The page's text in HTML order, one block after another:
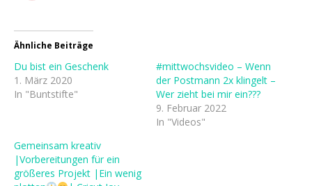
Ähnliche Beiträge
Du bist ein Geschenk
1. März 2020
In "Buntstifte"
#mittwochsvideo – Wenn
der Postmann 2x klingelt –
Wer zieht bei mir ein???
9. Februar 2022
In "Videos"
Gemeinsam kreativ
|Vorbereitungen für ein
größeres Projekt |Ein wenig